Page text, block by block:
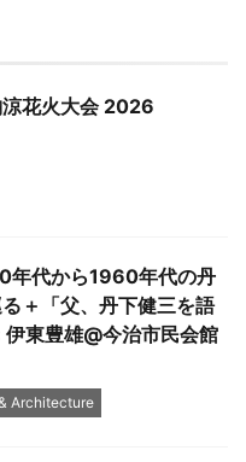
花火大会 2026
年代から1960年代の丹
＋「父、丹下健三を語
東豊雄@今治市民会館
Architecture